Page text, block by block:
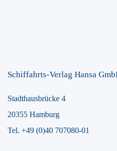
Schiffahrts-Verlag Hansa
Stadthausbrücke 4
20355 Hamburg
Tel. +49 (0)40 707080-01